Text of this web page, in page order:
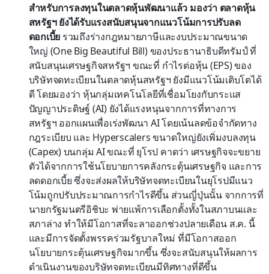
สำหรับการลงทุนในตลาดหุ้นพัฒนาแล้ว มองว่า ตลาดหุ้น
สหรัฐฯ ยังได้รับแรงสนับสนุนจากแนวโน้มการปรับลด
ดอกเบี้ย รวมถึงร่างกฎหมายภาษีและงบประมาณขนาด
ใหญ่ (One Big Beautiful Bill) ของประธานาธิบดีทรัมป์ ที่
สนับสนุนเศรษฐกิจสหรัฐฯ ขณะที่ กำไรต่อหุ้น (EPS) ของ
บริษัทจดทะเบียนในตลาดหุ้นสหรัฐฯ ยังมีแนวโน้มเติบโตได้
ดี โดยมองว่า หุ้นกลุ่มเทคโนโลยีที่เชื่อมโยงกับกระแส
ปัญญาประดิษฐ์ (AI) ยังได้แรงหนุนจากการที่ทางการ
สหรัฐฯ ออกแผนเพื่อเร่งพัฒนา AI โดยเน้นลดข้อจำกัดทาง
กฎระเบียบ และ Hyperscalers ขนาดใหญ่ยังเพิ่มงบลงทุน
(Capex) บนกลุ่ม AI ขณะที่ ยุโรป คาดว่า เศรษฐกิจจะขยาย
ตัวได้จากการใช้นโยบายการคลังกระตุ้นเศรษฐกิจ และการ
ลดดอกเบี้ย ซึ่งจะส่งผลให้บริษัทจดทะเบียนในยุโรปมีแนว
โน้มถูกปรับประมาณการกำไรดีขึ้น ส่วนญี่ปุ่นนั้น จากการที่
นายกรัฐมนตรีอิชิบะ พ่ายแพ้การเลือกตั้งทั้งในสภาบนและ
สภาล่าง ทำให้มีโอกาสที่จะลาออกช่วงปลายเดือน ส.ค. นี้
และมีการจัดตั้งพรรคร่วมรัฐบาลใหม่ ที่มีโอกาสออก
นโยบายกระตุ้นเศรษฐกิจมากขึ้น ซึ่งจะสนับสนุนให้ผลการ
ดำเนินงานของบริษัทจดทะเบียนมีทิศทางที่ดีขึ้น